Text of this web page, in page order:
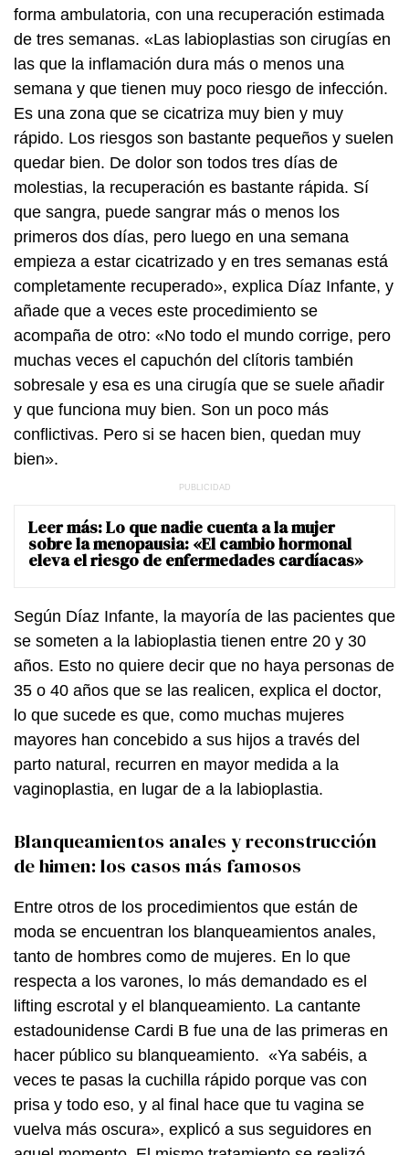
forma ambulatoria, con una recuperación estimada
de tres semanas. «Las labioplastias son cirugías en
las que la inflamación dura más o menos una
semana y que tienen muy poco riesgo de infección.
Es una zona que se cicatriza muy bien y muy
rápido. Los riesgos son bastante pequeños y suelen
quedar bien. De dolor son todos tres días de
molestias, la recuperación es bastante rápida. Sí
que sangra, puede sangrar más o menos los
primeros dos días, pero luego en una semana
empieza a estar cicatrizado y en tres semanas está
completamente recuperado», explica Díaz Infante, y
añade que a veces este procedimiento se
acompaña de otro: «No todo el mundo corrige, pero
muchas veces el capuchón del clítoris también
sobresale y esa es una cirugía que se suele añadir
y que funciona muy bien. Son un poco más
conflictivas. Pero si se hacen bien, quedan muy
bien».
Leer más:Lo que nadie cuenta a la mujer
sobre la menopausia: «El cambio hormonal
eleva el riesgo de enfermedades cardíacas»
Según Díaz Infante, la mayoría de las pacientes que
se someten a la labioplastia tienen entre 20 y 30
años. Esto no quiere decir que no haya personas de
35 o 40 años que se las realicen, explica el doctor,
lo que sucede es que, como muchas mujeres
mayores han concebido a sus hijos a través del
parto natural, recurren en mayor medida a la
vaginoplastia, en lugar de a la labioplastia.
Blanqueamientos anales y reconstrucción
de himen: los casos más famosos
Entre otros de los procedimientos que están de
moda se encuentran los blanqueamientos anales,
tanto de hombres como de mujeres. En lo que
respecta a los varones, lo más demandado es el
lifting escrotal y el blanqueamiento. La cantante
estadounidense Cardi B fue una de las primeras en
hacer público su blanqueamiento. «Ya sabéis, a
veces te pasas la cuchilla rápido porque vas con
prisa y todo eso, y al final hace que tu vagina se
vuelva más oscura», explicó a sus seguidores en